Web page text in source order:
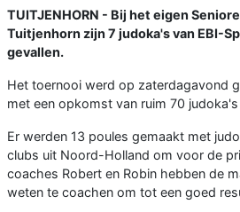
TUITJENHORN - Bij het eigen
Tuitjenhorn zijn 7 judoka's van EBI-
gevallen.
Het toernooi werd op zaterdagavond
met een opkomst van ruim 70
Er werden 13 poules gemaakt met
clubs uit Noord-Holland om voor de
coaches Robert en Robin hebben de
weten te coachen om tot een goed